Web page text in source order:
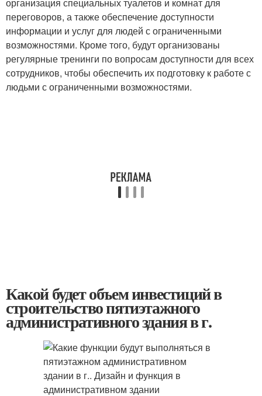
переговоров, а также обеспечение доступности
информации и услуг для людей с ограниченными
возможностями. Кроме того, будут организованы
регулярные тренинги по вопросам доступности для всех
сотрудников, чтобы обеспечить их подготовку к работе с
людьми с ограниченными возможностями.
Какой будет объем инвестиций в
строительство пятиэтажного
административного здания в г.